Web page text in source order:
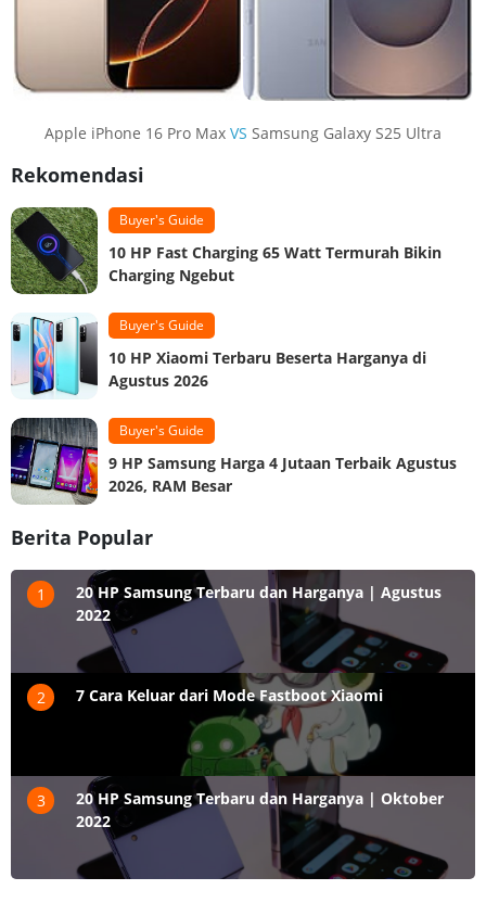
Apple iPhone 16 Pro Max VS Samsung Galaxy S25 Ultra
Rekomendasi
Buyer's Guide
10 HP Fast Charging 65 Watt Termurah Bikin
Charging Ngebut
Buyer's Guide
10 HP Xiaomi Terbaru Beserta Harganya di
Agustus 2026
Buyer's Guide
9 HP Samsung Harga 4 Jutaan Terbaik Agustus
2026, RAM Besar
Berita Popular
1
20 HP Samsung Terbaru dan Harganya | Agustus
2022
2 7 Cara Keluar dari Mode Fastboot Xiaomi
3
20 HP Samsung Terbaru dan Harganya | Oktober
2022